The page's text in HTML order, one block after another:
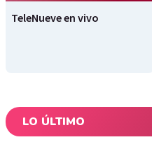
TeleNueve en vivo
LO ÚLTIMO